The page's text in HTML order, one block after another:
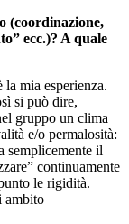
(coordinazione,
ecc.)? A quale
mia esperienza.
si può dire,
gruppo un clima
e/o permalosità:
semplicemente il
continuamente
le rigidità.